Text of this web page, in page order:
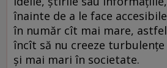
înainte de a le face accesibile
în număr cît mai mare, astfel
încît să nu creeze turbulenţe
şi mai mari în societate.